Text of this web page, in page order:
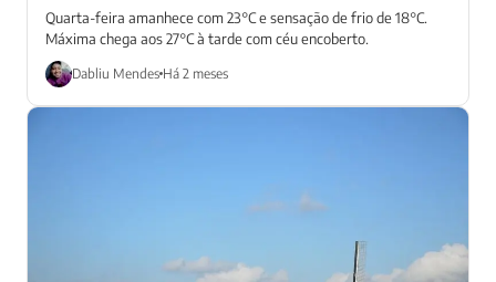
Quarta-feira amanhece com 23°C e sensação de frio de 18°C.
Máxima chega aos 27°C à tarde com céu encoberto.
Dabliu Mendes Há 2 meses